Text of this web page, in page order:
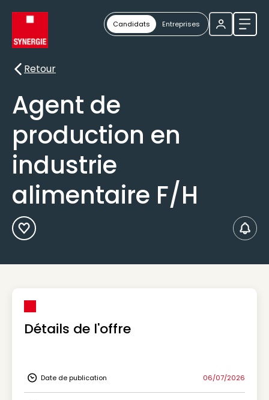
Candidats Entreprises
Retour
Retour
Agent de
production en
industrie
alimentaire F/H
Ajouter aux Favoris
Détails de l'offre
Icon Date de publication
Date de publication 06/07/2026